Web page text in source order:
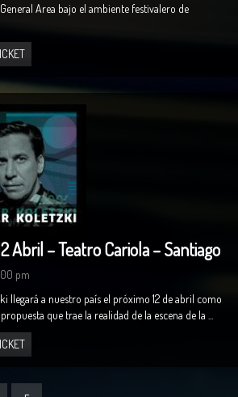
Area bajo el ambiente festivalero de
Abril – Teatro Cariola – Santiago
pm
llegará a nuestro país el próximo 12 de abril como
que trae la realidad de la escena de la ...